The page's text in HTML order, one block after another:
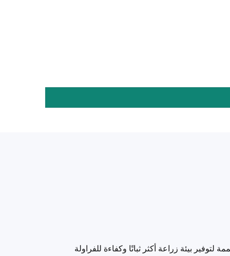
(الفلين) عالي الكثافة بتصميم هرمي، بطول 1 متر، وبارتفاع 15 سم وعمق 13 سم، مصممة لتوفير بيئة زراعة أكثر ثباتًا وكفاءة للفراولة